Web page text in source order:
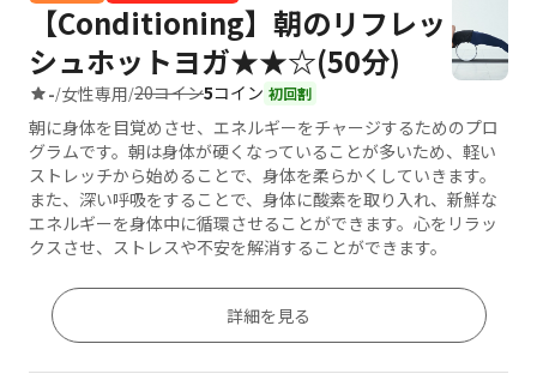
【Conditioning】朝のリフレッ
シュホットヨガ★★☆(50分)
-/女性専用/20コイン5コイン 初回割
朝に身体を目覚めさせ、エネルギーをチャージするためのプロ
グラムです。朝は身体が硬くなっていることが多いため、軽い
ストレッチから始めることで、身体を柔らかくしていきます。
また、深い呼吸をすることで、身体に酸素を取り入れ、新鮮な
エネルギーを身体中に循環させることができます。心をリラッ
クスさせ、ストレスや不安を解消することができます。
詳細を見る